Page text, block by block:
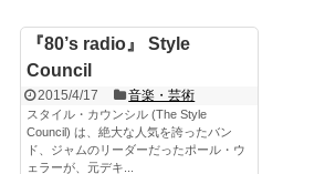
『80’s radio』 Style
Council
2015/4/17 音楽・芸術
スタイル・カウンシル (The Style
Council) は、絶大な人気を誇ったバン
ド、ジャムのリーダーだったポール・ウ
ェラーが、元デキ...